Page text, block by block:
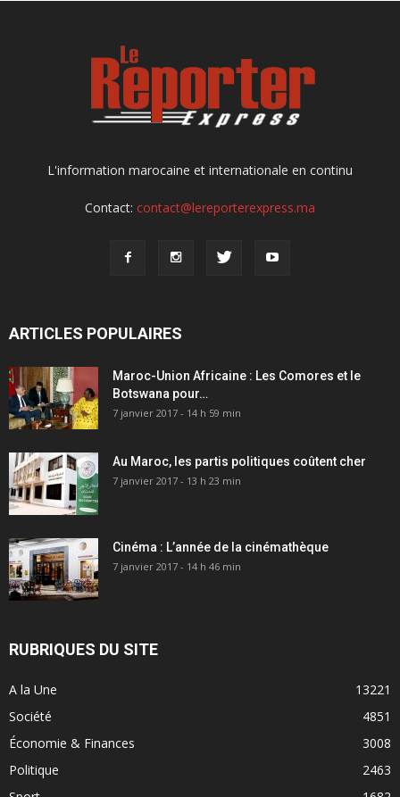
L'information marocaine et internationale en continu
Contact: contact@lereporterexpress.ma
ARTICLES POPULAIRES
Maroc-Union Africaine : Les Comores et le
Botswana pour…
7 janvier 2017 - 14 h 59 min
Au Maroc, les partis politiques coûtent cher
7 janvier 2017 - 13 h 23 min
Cinéma : L’année de la cinémathèque
7 janvier 2017 - 14 h 46 min
RUBRIQUES DU SITE
A la Une
13221
Société
4851
Économie & Finances
3008
Politique
2463